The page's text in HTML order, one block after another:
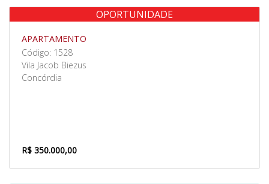
Venda
OPORTUNIDADE
APARTAMENTO
Código: 1528
Vila Jacob Biezus
Concórdia
R$ 350.000,00